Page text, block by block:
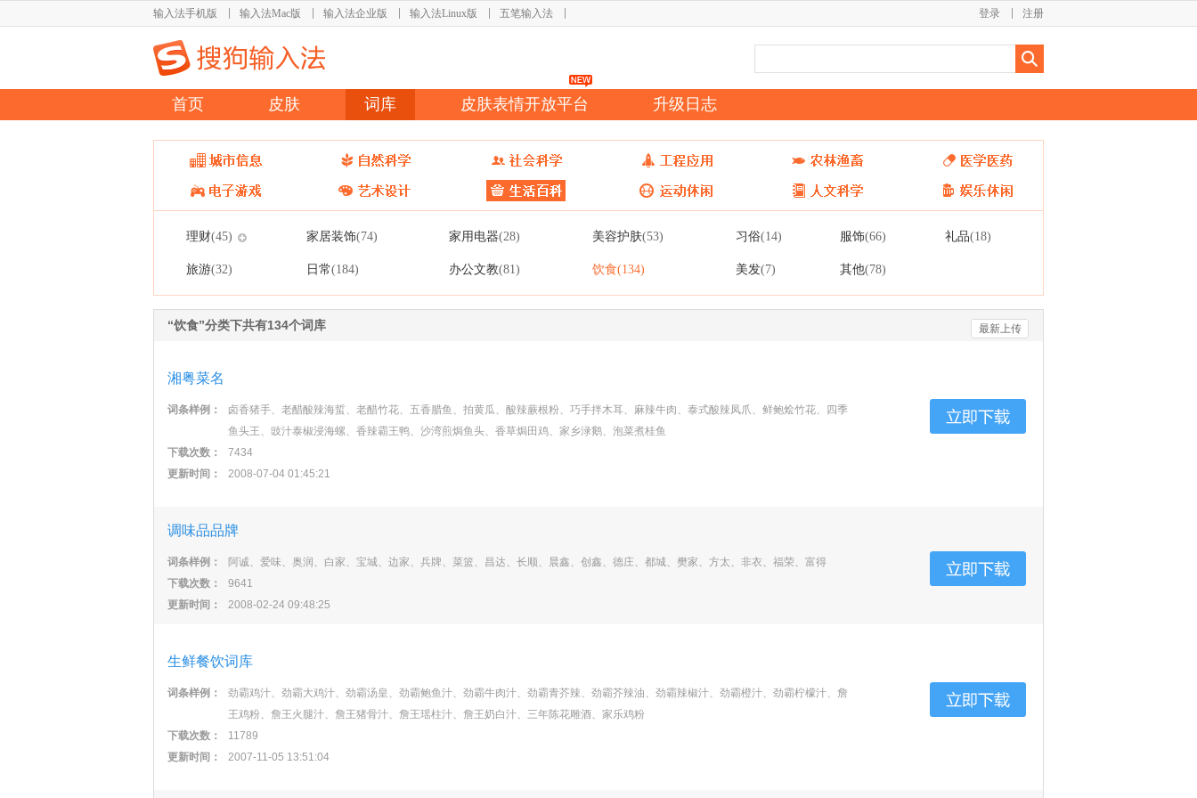
输入法手机版 输入法Mac版 输入法企业版 输入法Linux版 五笔输入法 注册
登录
首页 皮肤 词库 皮肤表情开放平台 升级日志
理财(45) 家居装饰(74) 家用电器(28) 美容护肤(53) 习俗(14) 服饰(66) 礼品(18)
旅游(32) 日常(184) 办公文教(81) 饮食(134) 美发(7) 其他(78)
“饮食”分类下共有134个词库 最新上传
湘粤菜名
词条样例：
卤香猪手、老醋酸辣海蜇、老醋竹花、五香腊鱼、拍黄瓜、酸辣蕨根粉、巧手拌木耳、麻辣牛肉、泰式酸辣凤爪、鲜鲍烩竹花、四季
鱼头王、豉汁泰椒浸海螺、香辣霸王鸭、沙湾煎焗鱼头、香草焗田鸡、家乡渌鹅、泡菜煮桂鱼
下载次数：
7434
更新时间：
2008-07-04 01:45:21
调味品品牌
词条样例：
阿诚、爱味、奥润、白家、宝城、边家、兵牌、菜篮、昌达、长顺、晨鑫、创鑫、德庄、都城、樊家、方太、非衣、福荣、富得
下载次数：
9641
更新时间：
2008-02-24 09:48:25
生鲜餐饮词库
词条样例：
劲霸鸡汁、劲霸大鸡汁、劲霸汤皇、劲霸鲍鱼汁、劲霸牛肉汁、劲霸青芥辣、劲霸芥辣油、劲霸辣椒汁、劲霸橙汁、劲霸柠檬汁、詹
王鸡粉、詹王火腿汁、詹王猪骨汁、詹王瑶柱汁、詹王奶白汁、三年陈花雕酒、家乐鸡粉
下载次数：
11789
更新时间：
2007-11-05 13:51:04